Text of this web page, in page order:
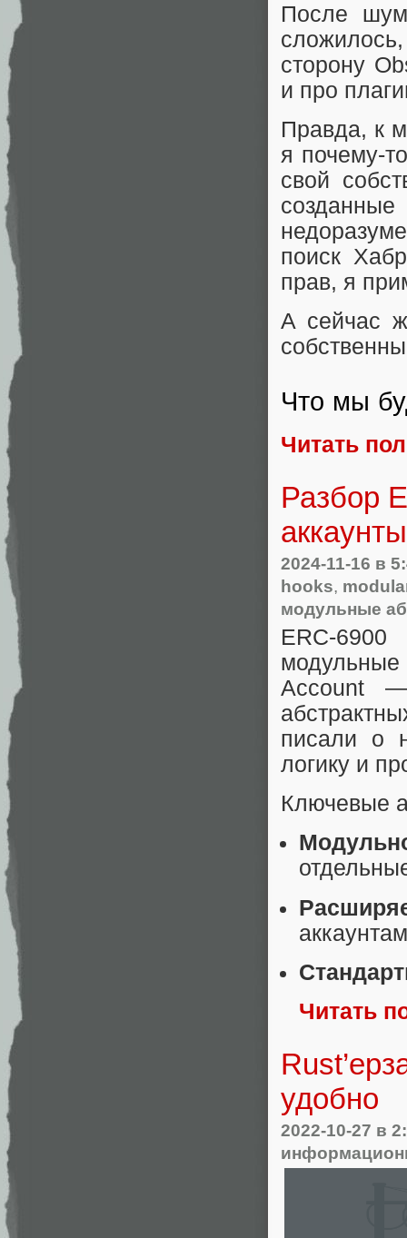
После
сторону
и про
Правда, к
я почему-
свой
поиск
прав, я
А сейчас
Что мы
Читать
Разбор
2024-11-16 в
hooks,
модульные
ERC-
модульные
Account —
писали о
логику и
Ключевые
Читать
удобно
2022-10-27 в